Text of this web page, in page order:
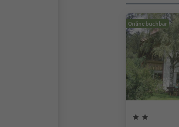
Online buchbar